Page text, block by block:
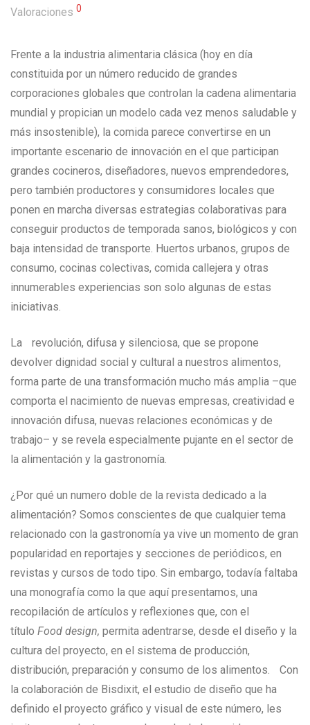
Valoraciones 0
Frente a la industria alimentaria clásica (hoy en día
constituida por un número reducido de grandes
corporaciones globales que controlan la cadena alimentaria
mundial y propician un modelo cada vez menos saludable y
más insostenible), la comida parece convertirse en un
importante escenario de innovación en el que participan
grandes cocineros, diseñadores, nuevos emprendedores,
pero también productores y consumidores locales que
ponen en marcha diversas estrategias colaborativas para
conseguir productos de temporada sanos, biológicos y con
baja intensidad de transporte. Huertos urbanos, grupos de
consumo, cocinas colectivas, comida callejera y otras
innumerables experiencias son solo algunas de estas
iniciativas.
La revolución, difusa y silenciosa, que se propone
devolver dignidad social y cultural a nuestros alimentos,
forma parte de una transformación mucho más amplia –que
comporta el nacimiento de nuevas empresas, creatividad e
innovación difusa, nuevas relaciones económicas y de
trabajo– y se revela especialmente pujante en el sector de
la alimentación y la gastronomía.
¿Por qué un numero doble de la revista dedicado a la
alimentación? Somos conscientes de que cualquier tema
relacionado con la gastronomía ya vive un momento de gran
popularidad en reportajes y secciones de periódicos, en
revistas y cursos de todo tipo. Sin embargo, todavía faltaba
una monografía como la que aquí presentamos, una
recopilación de artículos y reflexiones que, con el
título Food design, permita adentrarse, desde el diseño y la
cultura del proyecto, en el sistema de producción,
distribución, preparación y consumo de los alimentos. Con
la colaboración de Bisdixit, el estudio de diseño que ha
definido el proyecto gráfico y visual de este número, les